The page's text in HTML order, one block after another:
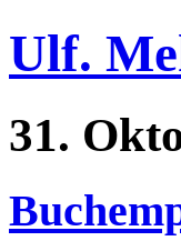
Ulf.
31.